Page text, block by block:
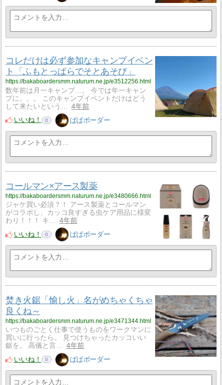
コレだけは必ず参加なキャンプイベン
ト「ふもとっぱらでそとあそび」
https://bakaboardersmm.naturum.ne.jp/e3512256.html
数年前は月一キャンプ…。 今では年一キャン
プに。。。 このキャンプイベントだけはどう
して来たいという…
4年前
いいね！
0 ぱぱボーダー
コールマン×アース製薬
https://bakaboardersmm.naturum.ne.jp/e3480666.html
ジャケ買い必須？！ アース製薬とコールマン
がコラボし、カッコ良すぎる虫ケア用品に様変
わり！！！ キ…
4年前
いいね！
0 ぱぱボーダー
焚き火鋸「愉し火」名がめちゃくちゃ
良くね～
https://bakaboardersmm.naturum.ne.jp/e3471344.html
いつものごとく仕事で使うものをワークマンに
買いに行ったら。 見つけちゃったカッコいい
鋸を。 高儀と言…
4年前
いいね！
0 ぱぱボーダー